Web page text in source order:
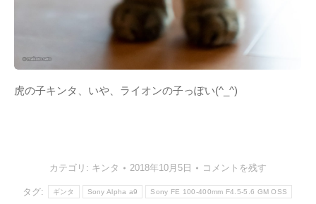
虎の子キンタ、いや、ライオンの子っぽい(^_^)
カテゴリ: キンタ 2018年10月5日 コメントを残す
タグ: ギンタ Sony Alpha a9 Sony FE 100-400mm F4.5-5.6 GM OSS